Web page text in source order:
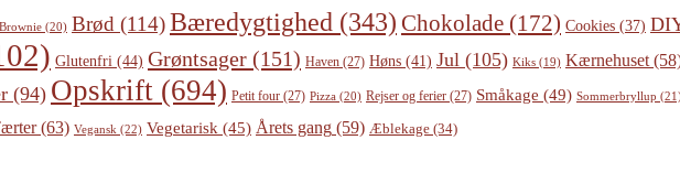
Brownie (20) Brød (114)Bæredygtighed (343) Chokolade (172) Cookies (37)
Glutenfri (44) Grøntsager (151) Haven (27) Høns (41) Jul (105) Kiks (19) Kærnehuset
(94) Opskrift (694) Petit four (27) Pizza (20) Rejser og ferier (27) Småkage (49) Sommerbryllup
(63) Vegansk (22) Vegetarisk (45) Årets gang (59) Æblekage (34)